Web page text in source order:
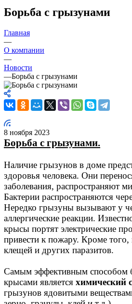
Борьба с грызунами
Главная
—
О компании
—
Новости
—Борьба с грызунами
8 ноября 2023
Борьба с грызунами.
Наличие грызунов в доме
здоровья человека. Они
заболевания, распространяют
Бактерии распространяются
Нередко грызуны вызывают у
аллергические реакции.
крысы портят электрические
привести к пожару. Кроме того,
клещей и других паразитов.
Самым эффективным
крысами является химический
грызунов ядовитыми